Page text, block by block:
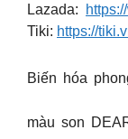
Lazada:
Tiki: https://
Biến hóa
màu son